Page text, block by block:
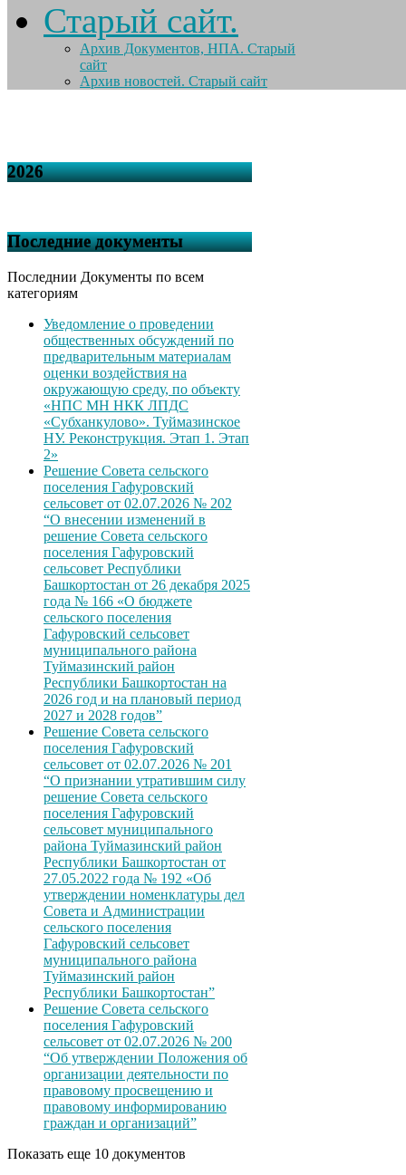
Старый сайт.
Архив Документов, НПА. Старый
сайт
Архив новостей. Старый сайт
2026
Последние документы
Последнии Документы по всем
категориям
Уведомление о проведении
общественных обсуждений по
предварительным материалам
оценки воздействия на
окружающую среду, по объекту
«НПС МН НКК ЛПДС
«Субханкулово». Туймазинское
НУ. Реконструкция. Этап 1. Этап
2»
Решение Совета сельского
поселения Гафуровский
сельсовет от 02.07.2026 № 202
“О внесении изменений в
решение Совета сельского
поселения Гафуровский
сельсовет Республики
Башкортостан от 26 декабря 2025
года № 166 «О бюджете
сельского поселения
Гафуровский сельсовет
муниципального района
Туймазинский район
Республики Башкортостан на
2026 год и на плановый период
2027 и 2028 годов”
Решение Совета сельского
поселения Гафуровский
сельсовет от 02.07.2026 № 201
“О признании утратившим силу
решение Совета сельского
поселения Гафуровский
сельсовет муниципального
района Туймазинский район
Республики Башкортостан от
27.05.2022 года № 192 «Об
утверждении номенклатуры дел
Совета и Администрации
сельского поселения
Гафуровский сельсовет
муниципального района
Туймазинский район
Республики Башкортостан”
Решение Совета сельского
поселения Гафуровский
сельсовет от 02.07.2026 № 200
“Об утверждении Положения об
организации деятельности по
правовому просвещению и
правовому информированию
граждан и организаций”
Показать еще 10 документов